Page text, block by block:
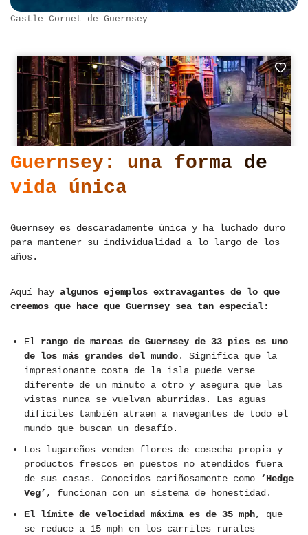
Castle Cornet de Guernsey
Guernsey: una forma de
vida única
Guernsey es descaradamente única y ha luchado duro
para mantener su individualidad a lo largo de los
años.
Aquí hay algunos ejemplos extravagantes de lo que
creemos que hace que Guernsey sea tan especial:
El rango de mareas de Guernsey de 33 pies es uno
de los más grandes del mundo. Significa que la
impresionante costa de la isla puede verse
diferente de un minuto a otro y asegura que las
vistas nunca se vuelvan aburridas. Las aguas
difíciles también atraen a navegantes de todo el
mundo que buscan un desafío.
Los lugareños venden flores de cosecha propia y
productos frescos en puestos no atendidos fuera
de sus casas. Conocidos cariñosamente como ‘Hedge
Veg’ , funcionan con un sistema de honestidad.
El límite de velocidad máxima es de 35 mph, que
se reduce a 15 mph en los carriles rurales